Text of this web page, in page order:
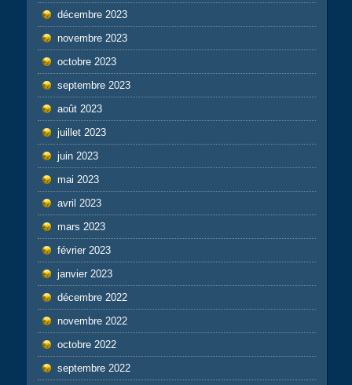
décembre 2023
novembre 2023
octobre 2023
septembre 2023
août 2023
juillet 2023
juin 2023
mai 2023
avril 2023
mars 2023
février 2023
janvier 2023
décembre 2022
novembre 2022
octobre 2022
septembre 2022